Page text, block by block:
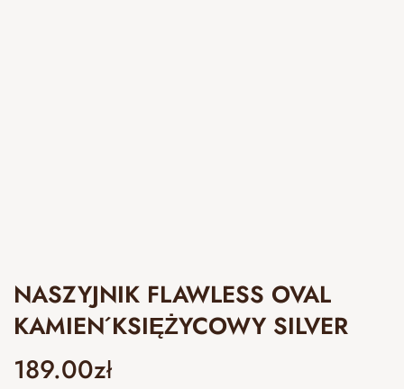
NASZYJNIK FLAWLESS OVAL
KAMIEŃ KSIĘŻYCOWY SILVER
189.00zł